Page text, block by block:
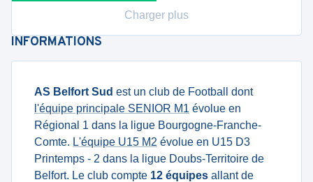
Charger plus
INFORMATIONS
AS Belfort Sud est un club de Football dont
l'équipe principale SENIOR M1 évolue en
Régional 1 dans la ligue Bourgogne-Franche-
Comte. L'équipe U15 M2 évolue en U15 D3
Printemps - 2 dans la ligue Doubs-Territoire de
Belfort. Le club compte 12 équipes allant de